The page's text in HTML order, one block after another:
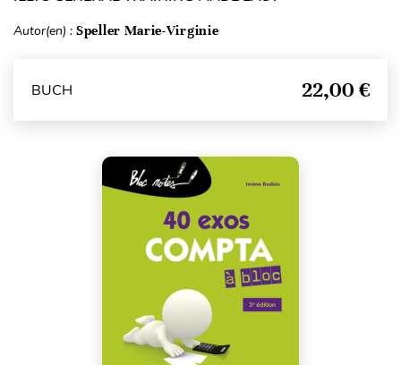
Autor(en) : Speller Marie-Virginie
BUCH 22,00 €